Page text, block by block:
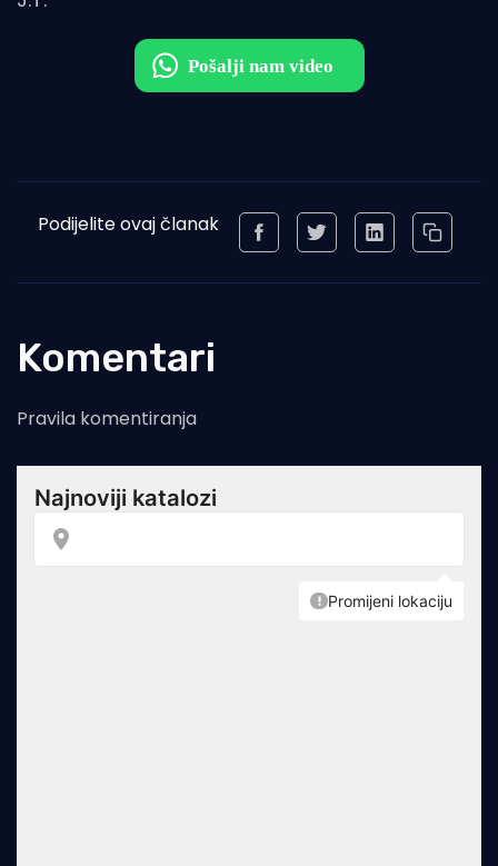
Podijelite ovaj članak
Komentari
Pravila komentiranja